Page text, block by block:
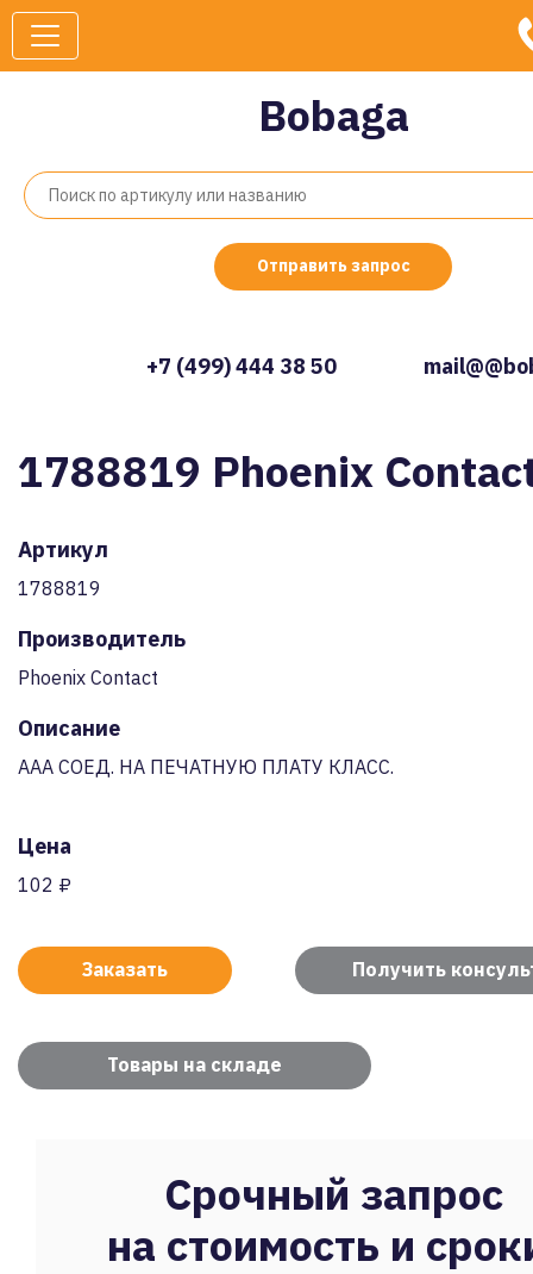
Bobaga
Отправить запрос
+7 (499) 444 38 50
1788819 Phoenix
Артикул
1788819
Производитель
Phoenix Contact
Описание
AAA СОЕД. НА ПЕЧАТНУЮ ПЛАТУ КЛАСС.
Цена
102 ₽
Заказать Получить
Товары на складе
Срочный запрос
на стоимость и